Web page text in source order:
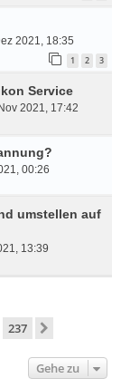
2021, 18:35
1 2 3
Service
2021, 17:42
00:26
umstellen auf
13:39
237
Gehe zu